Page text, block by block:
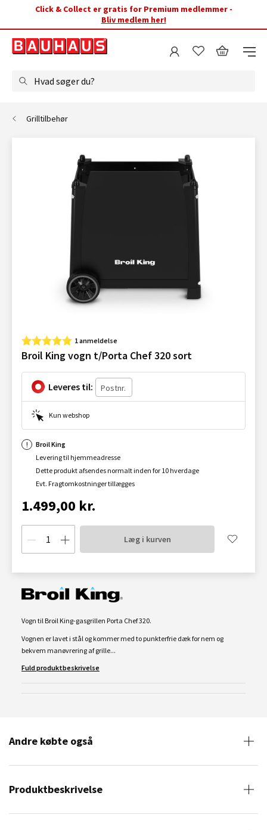
Click & Collect er gratis for Premium medlemmer -
Bliv medlem her!
Hvad søger du?
Grilltilbehør
1 anmeldelse
Broil King vogn t/Porta Chef 320 sort
Leveres til:
Kun webshop
Broil King
Levering til hjemmeadresse
Dette produkt afsendes normalt inden for 10 hverdage
Evt. Fragtomkostninger tillægges
1.499,00 kr.
Læg i kurven
Vogn til Broil King-gasgrillen Porta Chef 320.
Vognen er lavet i stål og kommer med to punkterfrie dæk for nem og
bekvem manøvrering af grille...
Fuld produktbeskrivelse
Andre købte også
Produktbeskrivelse